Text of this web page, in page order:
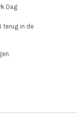
Dag
terug in de